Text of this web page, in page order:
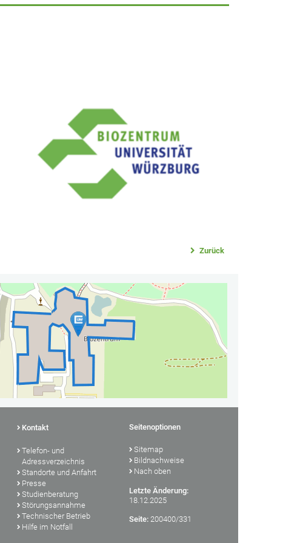
Zurück
Kontakt
Telefon- und
Adressverzeichnis
Standorte und Anfahrt
Presse
Studienberatung
Störungsannahme
Technischer Betrieb
Hilfe im Notfall
Seitenoptionen
Sitemap
Bildnachweise
Nach oben
Letzte Änderung:
18.12.2025
Seite: 200400/331